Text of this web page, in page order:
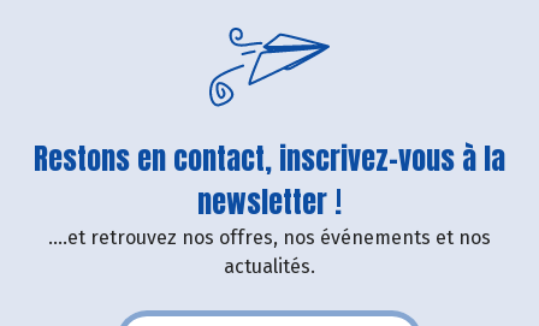
Restons en contact, inscrivez-vous à la
newsletter !
....et retrouvez nos offres, nos événements et nos
actualités.